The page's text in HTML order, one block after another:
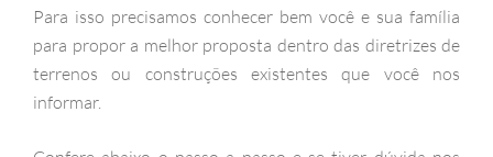
Para isso precisamos conhecer bem você e sua família
para propor a melhor proposta dentro das diretrizes de
terrenos ou construções existentes que você nos
informar.